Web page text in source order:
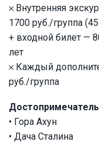
𐄂 Внутренняя
1700 руб./группа
+ входной билет —
лет
𐄂 Каждый
руб./группа
• Гора Ахун
• Дача Сталина